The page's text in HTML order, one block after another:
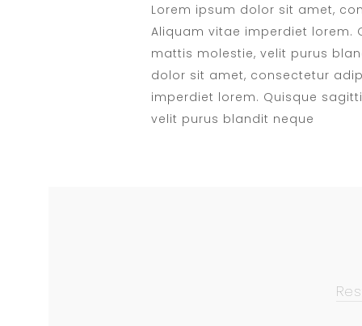
Lorem ipsum dolor sit amet,
Aliquam vitae imperdiet lorem.
mattis molestie, velit purus
dolor sit amet, consectetur
imperdiet lorem. Quisque
velit purus blandit neque